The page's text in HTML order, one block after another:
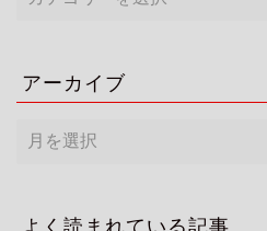
アーカイブ
ー
ブ
よく読まれている記事